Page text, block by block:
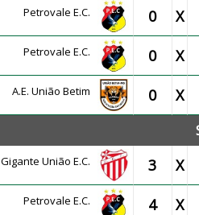
Petrovale E.C. 0 X
Petrovale E.C. 0 X
A.E. União Betim 0 X
Gigante União E.C. 3 X
Petrovale E.C. 4 X